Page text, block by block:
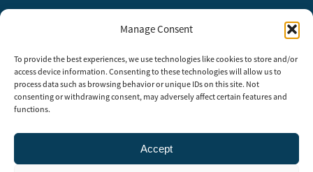
Manage Consent
To provide the best experiences, we use technologies like cookies to store and/or
access device information. Consenting to these technologies will allow us to
process data such as browsing behavior or unique IDs on this site. Not
consenting or withdrawing consent, may adversely affect certain features and
functions.
Accept
Instagram
LinkedIn